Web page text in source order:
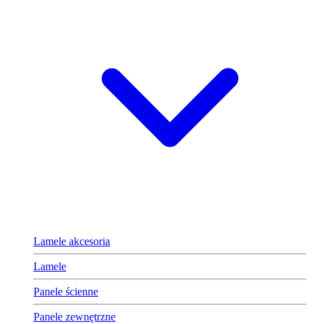
Lamele akcesoria
Lamele
Panele ścienne
Panele zewnętrzne